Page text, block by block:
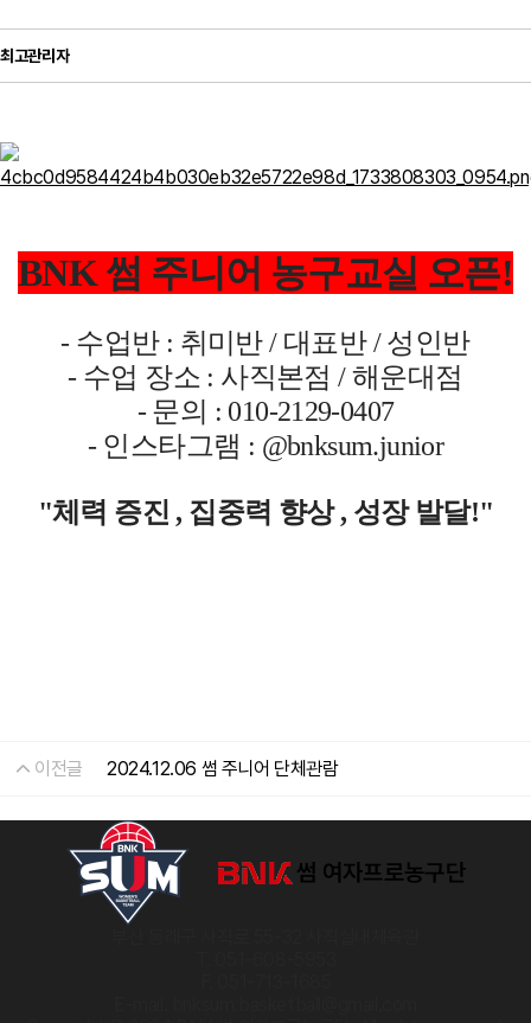
최고관리자
BNK 썸 주니어 농구교실 오픈!
- 수업반 : 취미반 / 대표반 / 성인반
- 수업 장소 : 사직본점 / 해운대점
- 문의 : 010-2129-0407
- 인스타그램 : @bnksum.junior
"체력 증진 , 집중력 향상 , 성장 발달!"
이전글 2024.12.06 썸 주니어 단체관람